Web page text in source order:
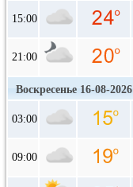
15:00
21:00
Воскресенье 16-08-2026
03:00
09:00